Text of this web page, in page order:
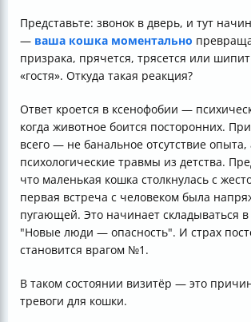
Представьте: звонок в дверь, и тут
— ваша кошка моментально
призрака, прячется, трясется или
«гостя». Откуда такая реакция?
Ответ кроется в ксенофобии —
когда животное боится посторонних.
всего — не банальное отсутствие опыта,
психологические травмы из детства.
что маленькая кошка столкнулась с
первая встреча с человеком была
пугающей. Это начинает складываться
"Новые люди — опасность". И страх
становится врагом №1.
В таком состоянии визитёр — это
тревоги для кошки.